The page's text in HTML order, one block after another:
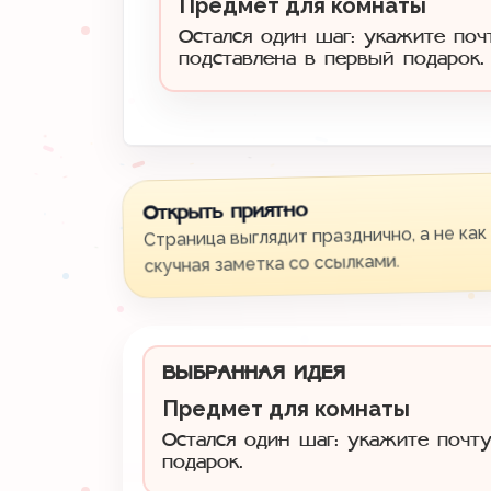
Предмет для комнаты
Остался один шаг: укажите
подставлена в первый подарок.
Открыть приятно
Страница выглядит празднично, а не как
скучная заметка со ссылками.
ВЫБРАННАЯ ИДЕЯ
Предмет для комнаты
Остался один шаг: укажите
подарок.